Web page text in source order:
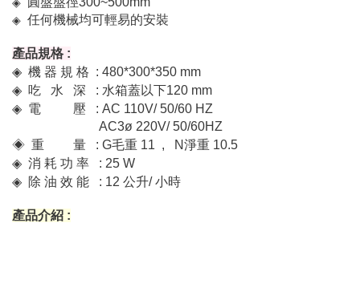
◈ 任何機械均可輕易的安裝
產品規格 :
◈ 機 器 規 格 : 480*300*350 mm
◈ 吃 水 深 : 水箱蓋以下120 mm
◈ 電 壓 : AC 110V/ 50/60 HZ
AC3ø 220V/ 50/60HZ
◈ 重 量 : G毛重 11 , N淨重 10.5
◈ 消 耗 功 率 : 25 W
◈ 除 油 效 能 : 12 公升/ 小時
產品介紹 :